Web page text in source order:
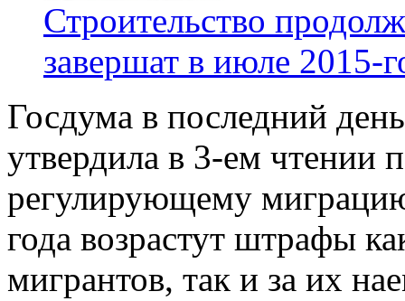
Строительство
завершат в июле 2015-
Госдума в последний
утвердила в 3-ем чтении
регулирующему
года возрастут штрафы
мигрантов, так и за их